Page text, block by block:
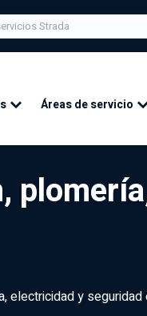
Áreas de servicio
electricidad y